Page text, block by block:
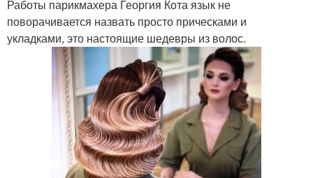
Работы парикмахера Георгия Кота язык не
поворачивается назвать просто прическами и
укладками, это настоящие шедевры из волос.